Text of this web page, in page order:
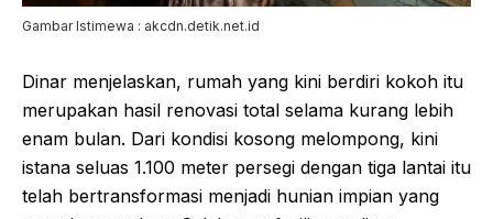
Gambar Istimewa : akcdn.detik.net.id
Dinar menjelaskan, rumah yang kini berdiri kokoh itu
merupakan hasil renovasi total selama kurang lebih
enam bulan. Dari kondisi kosong melompong, kini
istana seluas 1.100 meter persegi dengan tiga lantai itu
telah bertransformasi menjadi hunian impian yang